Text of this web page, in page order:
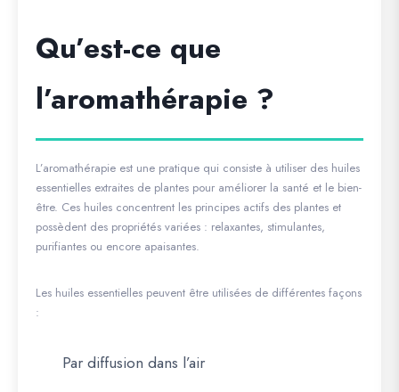
Qu’est-ce que
l’aromathérapie ?
L’aromathérapie est une pratique qui consiste à utiliser des huiles
essentielles extraites de plantes pour améliorer la santé et le bien-
être. Ces huiles concentrent les principes actifs des plantes et
possèdent des propriétés variées : relaxantes, stimulantes,
purifiantes ou encore apaisantes.
Les huiles essentielles peuvent être utilisées de différentes façons
:
Par diffusion dans l’air